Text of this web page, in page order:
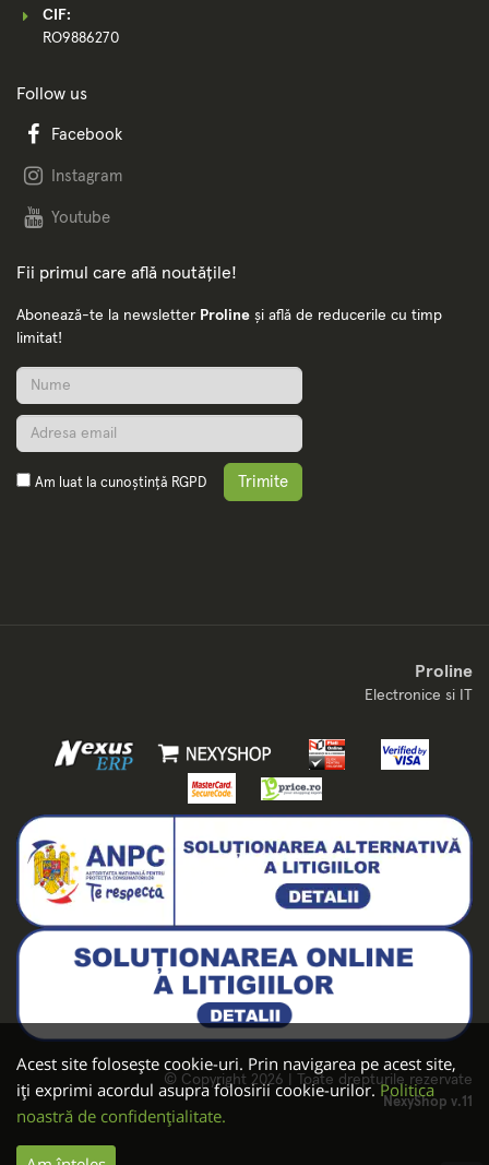
Acest site folosește cookie-uri. Prin navigarea pe acest site,
iți exprimi acordul asupra folosirii cookie-urilor.Politica
noastră de confidențialitate.
CIF:
RO9886270
Follow us
Facebook
Instagram
Youtube
Fii primul care află noutățile!
Abonează-te la newsletter Proline și află de reducerile cu timp
limitat!
Am luat la cunoștință RGPD Trimite
Proline
Electronice si IT
© Copyright 2026 | Toate drepturile rezervate
NexyShop v.11